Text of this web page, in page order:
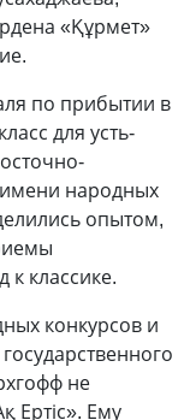
«Құрмет»
по прибытии в
для усть-
имени народных
опытом,
классике.
конкурсов и
не
Ертіс». Ему